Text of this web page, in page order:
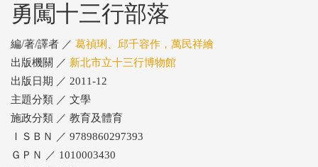
勇闖十三行部落
編/著/譯者 ／ 葛禎琍、邱千容作，萬民祥繪
出版機關 ／ 新北市立十三行博物館
出版日期 ／ 2011-12
主題分類 ／ 文學
施政分類 ／ 教育及體育
ＩＳＢＮ ／ 9789860297393
ＧＰＮ ／ 1010003430